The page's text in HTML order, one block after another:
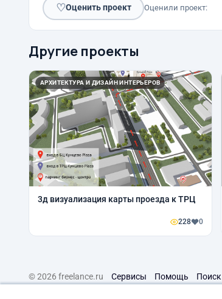
♡Оценить проект Оценили проект:
Другие проекты
АРХИТЕКТУРА И ДИЗАЙН ИНТЕРЬЕРОВ
3д визуализация карты проезда к ТРЦ
228 0
© 2026 freelance.ru Сервисы Помощь Поиск